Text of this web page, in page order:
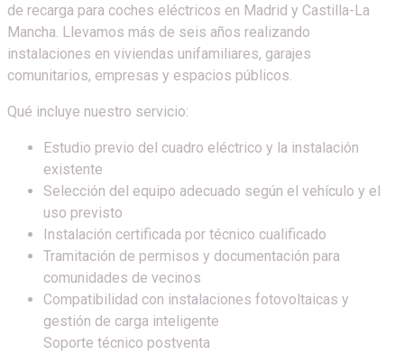
de recarga para coches eléctricos en Madrid y Castilla-La
Mancha. Llevamos más de seis años realizando
instalaciones en viviendas unifamiliares, garajes
comunitarios, empresas y espacios públicos.
Qué incluye nuestro servicio:
Estudio previo del cuadro eléctrico y la instalación
existente
Selección del equipo adecuado según el vehículo y el
uso previsto
Instalación certificada por técnico cualificado
Tramitación de permisos y documentación para
comunidades de vecinos
Compatibilidad con instalaciones fotovoltaicas y
gestión de carga inteligente
Soporte técnico postventa